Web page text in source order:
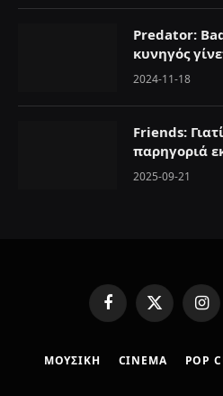
Predator:
κυνηγός
2024-11-18
Friends:
παρηγοριά
2025-09-21
F
X
w
I
t
ΜΟΥΣΙΚΗ CINEMA POP